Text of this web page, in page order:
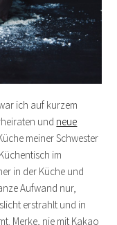
ich auf kurzem
und neue
meiner Schwester
im
in der Küche und
Aufwand nur,
erstrahlt und in
Merke, nie mit Kakao